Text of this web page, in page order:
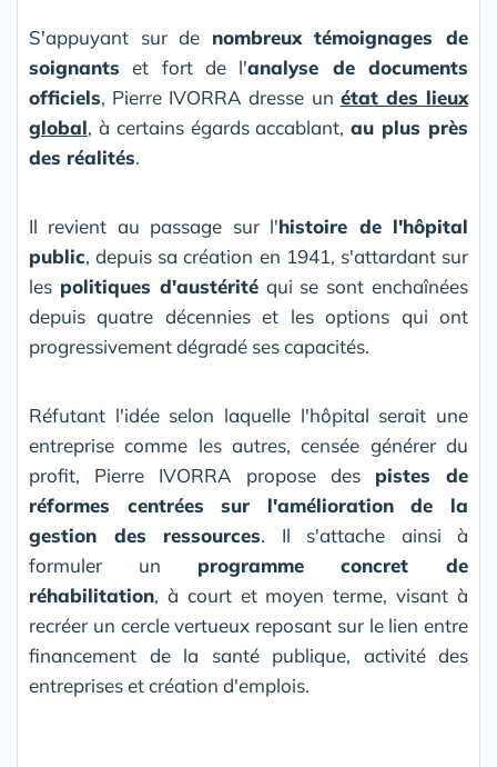
S'appuyant sur de nombreux témoignages de
soignants et fort de l'analyse de documents
officiels, Pierre IVORRA dresse un état des lieux
global, à certains égards accablant,au plus près
des réalités.
Il revient au passage sur l'histoire de l'hôpital
public, depuis sa création en 1941, s'attardant sur
les politiques d'austéritéqui se sont enchaînées
depuis quatre décennies et les options qui ont
progressivement dégradé ses capacités.
Réfutant l'idée selon laquelle l'hôpital serait une
entreprise comme les autres, censée générer du
profit, Pierre IVORRA propose des pistes de
réformes centrées sur l'amélioration de la
gestion des ressources. Il s'attache ainsi à
formuler un programme concret de
réhabilitation, à court et moyen terme, visant à
recréer un cercle vertueux reposant sur le lien entre
financement de la santé publique, activité des
entreprises et création d'emplois.